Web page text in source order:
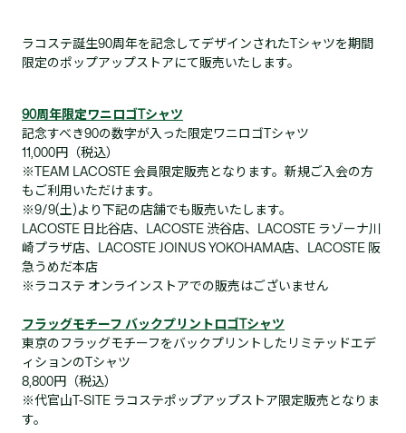
ラコステ誕生90周年を記念してデザインされたTシャツを期間
限定のポップアップストアにて販売いたします。
90周年限定ワニロゴTシャツ
記念すべき90の数字が入った限定ワニロゴTシャツ
11,000円（税込）
※TEAM LACOSTE 会員限定販売となります。新規ご入会の方
もご利用いただけます。
※9/9(土)より下記の店舗でも販売いたします。
LACOSTE 日比谷店、LACOSTE 渋谷店、LACOSTE ラゾーナ川
崎プラザ店、LACOSTE JOINUS YOKOHAMA店、LACOSTE 阪
急うめだ本店
※ラコステ オンラインストアでの販売はございません
フラッグモチーフ バックプリントロゴTシャツ
東京のフラッグモチーフをバックプリントしたリミテッドエデ
ィションのTシャツ
8,800円（税込）
※代官山T-SITE ラコステポップアップストア限定販売となりま
す。